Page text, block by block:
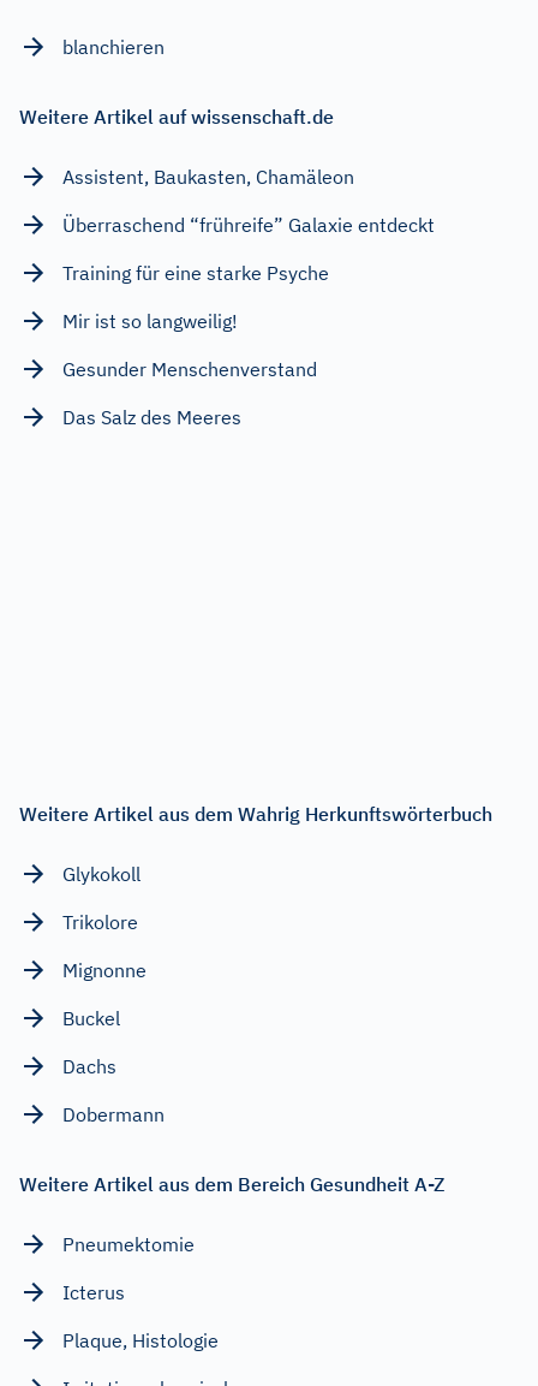
blanchieren
Weitere Artikel auf wissenschaft.de
Assistent, Baukasten, Chamäleon
Überraschend “frühreife” Galaxie entdeckt
Training für eine starke Psyche
Mir ist so langweilig!
Gesunder Menschenverstand
Das Salz des Meeres
Weitere Artikel aus dem Wahrig Herkunftswörterbuch
Glykokoll
Trikolore
Mignonne
Buckel
Dachs
Dobermann
Weitere Artikel aus dem Bereich Gesundheit A-Z
Pneumektomie
Icterus
Plaque, Histologie